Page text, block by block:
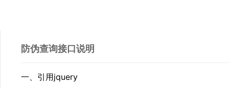
防伪查询接口说明
一、引用jquery